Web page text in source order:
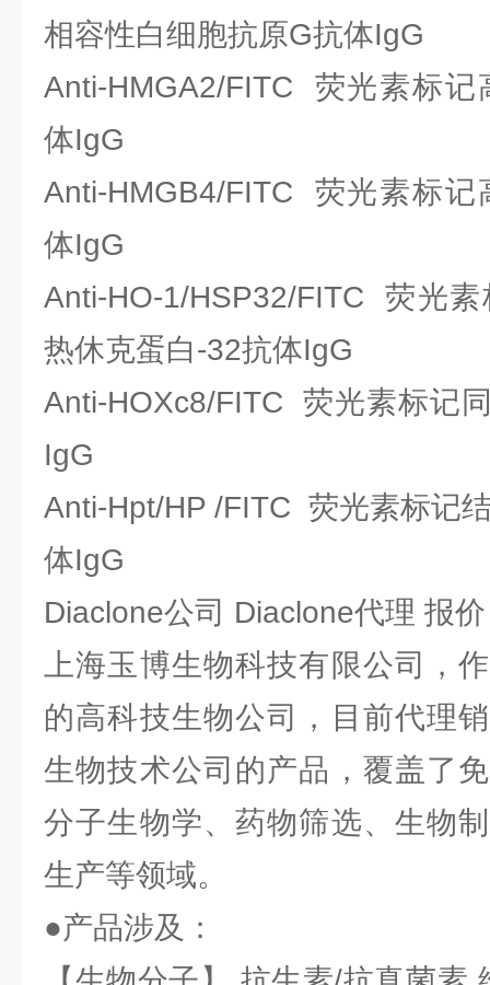
相容性白细胞抗原G抗体IgG
Anti-HMGA2/FITC 荧光素标
体IgG
Anti-HMGB4/FITC 荧光素标
体IgG
Anti-HO-1/HSP32/FITC 荧光
热休克蛋白-32抗体IgG
Anti-HOXc8/FITC 荧光素标记
IgG
Anti-Hpt/HP /FITC 荧光素标记
体IgG
Diaclone公司 Diaclone代理 报
上海玉博生物科技有限公司，
的高科技生物公司，目前代理
生物技术公司的产品，覆盖了
分子生物学、药物筛选、生物
生产等领域。
●产品涉及：